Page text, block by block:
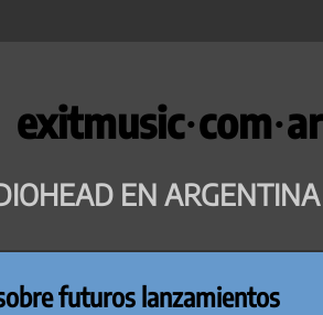
exitmusic·com·ar
EN ARGENTINA
futuros lanzamientos